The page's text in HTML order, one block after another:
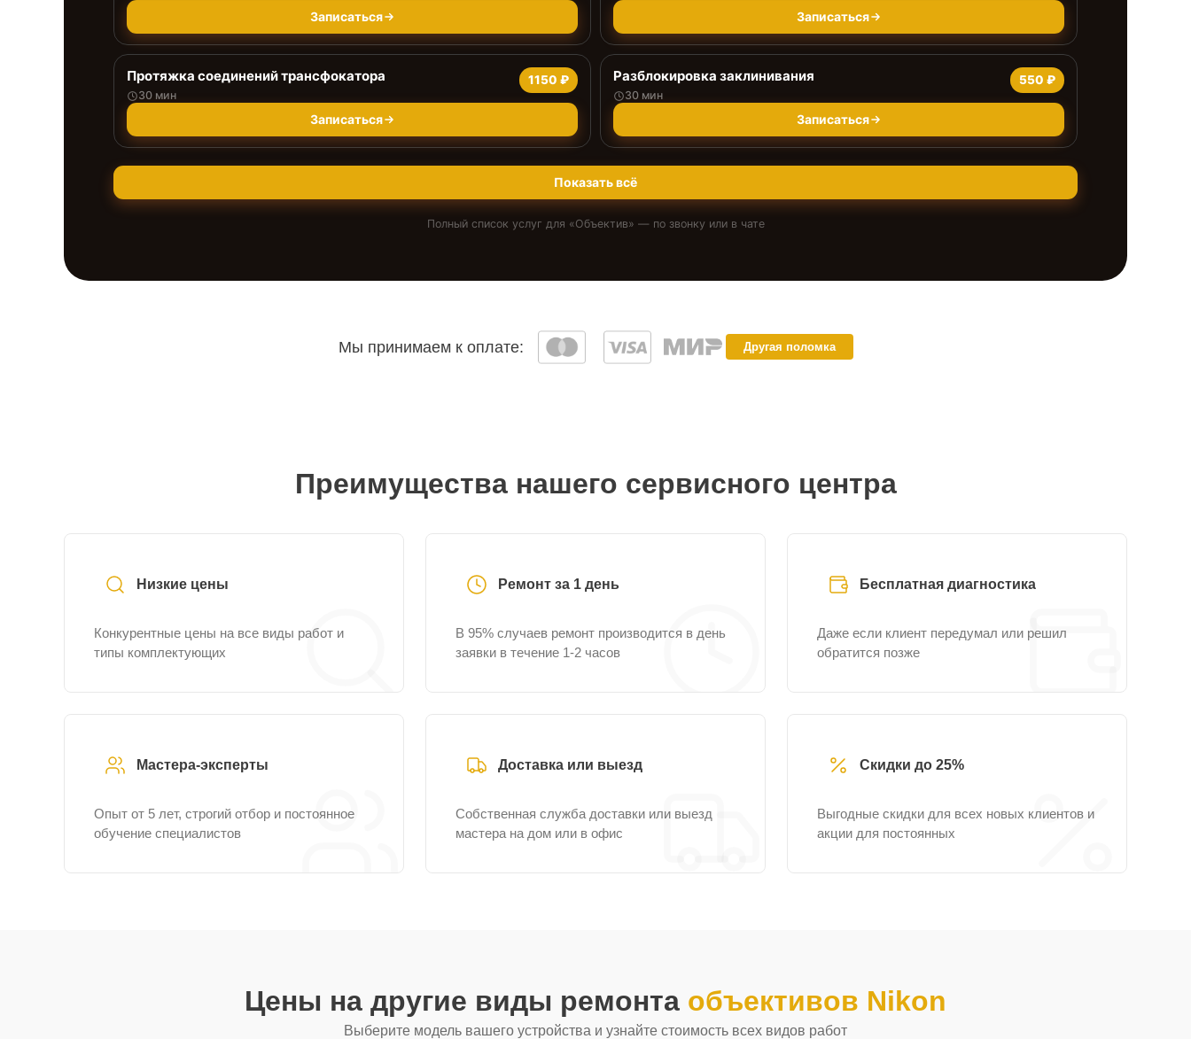
Записаться Записаться
Протяжка соединений трансфокатора
30 мин
1150 ₽
Записаться
Разблокировка заклинивания
30 мин
550 ₽
Записаться
Показать всё
Полный список услуг для «Объектив» — по звонку или в чате
Мы принимаем к оплате: Другая поломка
Преимущества нашего сервисного центра
Низкие цены
Конкурентные цены на все виды работ и
типы комплектующих
Ремонт за 1 день
В 95% случаев ремонт производится в день
заявки в течение 1-2 часов
Бесплатная диагностика
Даже если клиент передумал или решил
обратится позже
Мастера-эксперты
Опыт от 5 лет, строгий отбор и постоянное
обучение специалистов
Доставка или выезд
Собственная служба доставки или выезд
мастера на дом или в офис
Скидки до 25%
Выгодные скидки для всех новых клиентов и
акции для постоянных
Цены на другие виды ремонта объективов Nikon
Выберите модель вашего устройства и узнайте стоимость всех видов работ